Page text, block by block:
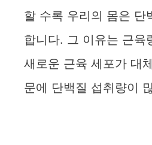
할 수록 우리의 몸은 단
합니다. 그 이유는 근육
새로운 근육 세포가 대
문에 단백질 섭취량이